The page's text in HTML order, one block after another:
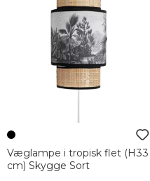
Væglampe i tropisk flet (H33
cm) Skygge Sort